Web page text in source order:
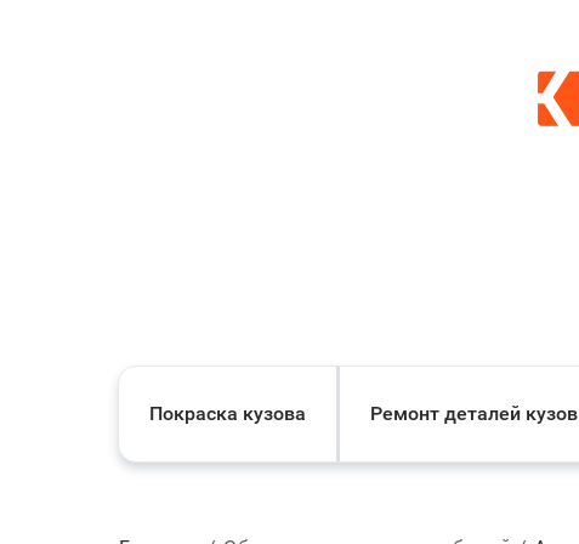
Покраска кузова Ремонт деталей кузов